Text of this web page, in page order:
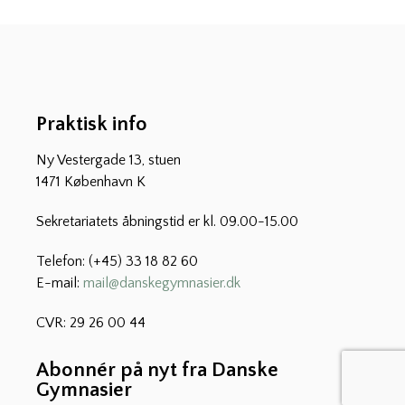
Praktisk info
Ny Vestergade 13, stuen
1471 København K
Sekretariatets åbningstid er kl. 09.00-15.00
Telefon: (+45) 33 18 82 60
E-mail: mail@danskegymnasier.dk
CVR: 29 26 00 44
Abonnér på nyt fra Danske
Gymnasier